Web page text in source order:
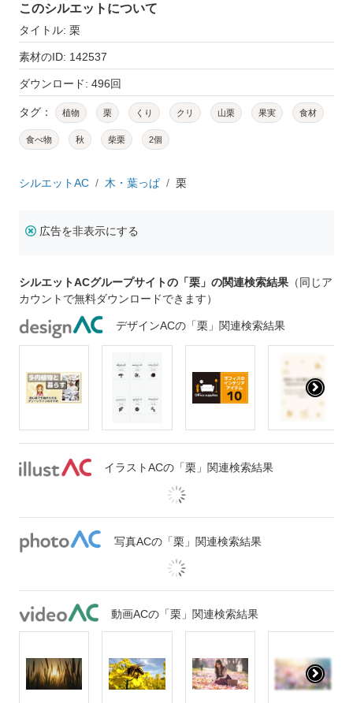
このシルエットについて
タイトル: 栗
素材のID: 142537
ダウンロード: 496回
タグ： 植物 栗 くり クリ 山栗 果実 食材
食べ物 秋 柴栗 2個
シルエットAC 木・葉っぱ 栗
広告を非表示にする
シルエットACグループサイトの「栗」の関連検索結果 （同じア
カウントで無料ダウンロードできます）
デザインACの「栗」関連検索結果
イラストACの「栗」関連検索結果
写真ACの「栗」関連検索結果
動画ACの「栗」関連検索結果